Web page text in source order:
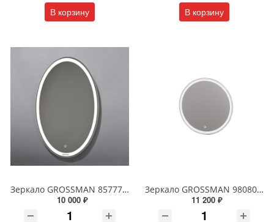
В корзину В корзину
Зеркало GROSSMAN 857770 GALAXY 570*770 с сенсорным выключателем
10 000 ₽
Зеркало GROSSMAN 98080 SENTO D800 800*800*45 LED с сенсорным выключателем
11 200 ₽